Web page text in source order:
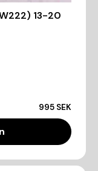
13-20
995 SEK